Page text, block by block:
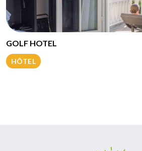
GOLF HOTEL
HÔTEL